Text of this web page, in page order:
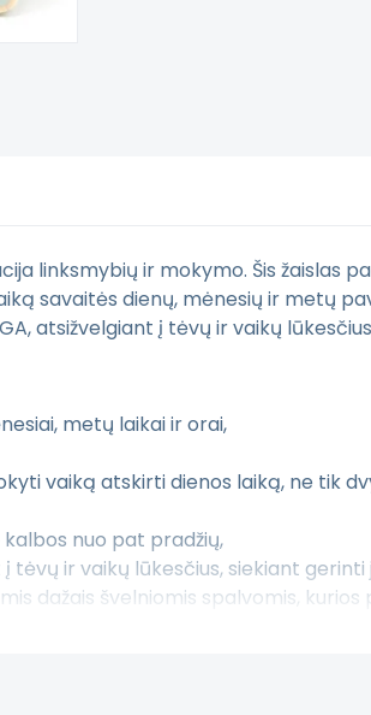
linksmybių ir mokymo. Šis žaislas
savaitės dienų, mėnesių ir metų
atsižvelgiant į tėvų ir vaikų
metų laikai ir orai,
vaiką atskirti dienos laiką, ne tik
nuo pat pradžių,
tėvų ir vaikų lūkesčius, siekiant
dažais švelniomis spalvomis,